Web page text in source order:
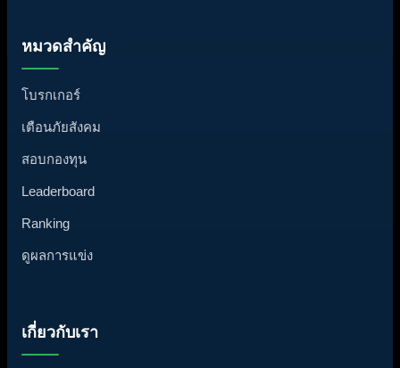
หมวดสำคัญ
โบรกเกอร์
เตือนภัยสังคม
สอบกองทุน
Leaderboard
Ranking
ดูผลการแข่ง
เกี่ยวกับเรา